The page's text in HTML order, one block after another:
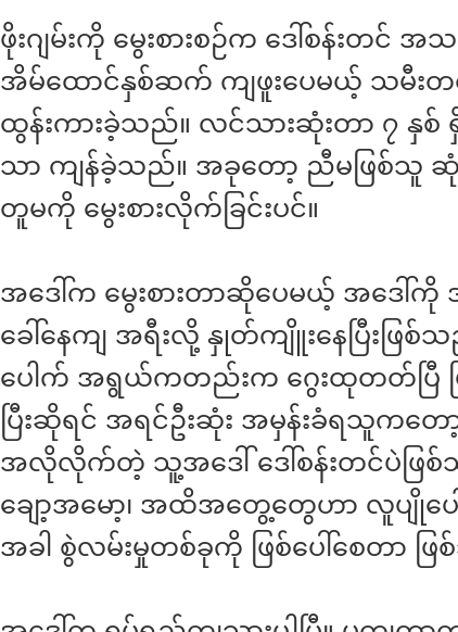
ဖိုးဂျမ်းကို မွေးစားစဉ်က ဒေါ်စန်းတင် အ
အိမ်ထောင်နှစ်ဆက် ကျဖူးပေမယ့် သမီး
ထွန်းကားခဲ့သည်။ လင်သားဆုံးတာ ၇ နှစ် ရှိ
သာ ကျန်ခဲ့သည်။ အခုတော့ ညီမဖြစ်သူ
တူမကို မွေးစားလိုက်ခြင်းပင်။
အဒေါ်က မွေးစားတာဆိုပေမယ့် အဒေါ်ကို
ခေါ်နေကျ အရီးလို့ နှုတ်ကျိူးနေပြီးဖြစ်သ
ပေါက် အရွယ်ကတည်းက ဂွေးထုတတ်ပြီ
ပြီးဆိုရင် အရင်ဦးဆုံး အမှန်းခံရသူကတ
အလိုလိုက်တဲ့ သူ့အဒေါ် ဒေါ်စန်းတင်ပဲဖြ
ချော့အမော့၊ အထိအတွေ့တွေဟာ လူပျို
အခါ စွဲလမ်းမှုတစ်ခုကို ဖြစ်ပေါ်စေတာ ဖ